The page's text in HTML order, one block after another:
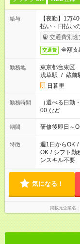
給与
【夜勤】1万
払い・日払い
交通費別途
交通費 全額支
勤務地
東京都台東区
浅草駅 / 蔵前
日暮里
勤務時間
（選べる日勤
00 など
期間 研修後即日～
特徴 週1日からOK /
OK / シフト勤
ンスキル不要
気になる！
掲載元企業名